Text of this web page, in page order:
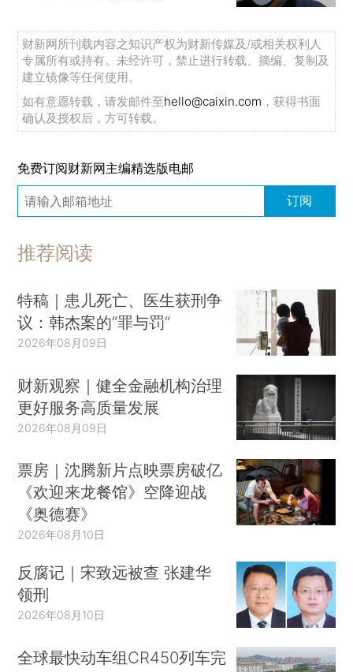
财新网所刊载内容之知识产权为财新传媒及/或相关权利人
专属所有或持有。未经许可，禁止进行转载、摘编、复制及
建立镜像等任何使用。
如有意愿转载，请发邮件至hello@caixin.com ，获得书面
确认及授权后，方可转载。
免费订阅财新网主编精选版电邮
订阅
推荐阅读
特稿｜患儿死亡、医生获刑争
议：韩杰案的“罪与罚”
2026年08月09日
财新观察｜健全金融机构治理
更好服务高质量发展
2026年08月09日
票房｜沈腾新片点映票房破亿
《欢迎来龙餐馆》空降迎战
《奥德赛》
2026年08月10日
反腐记｜宋致远被查 张建华
领刑
2026年08月10日
全球最快动车组CR450列车完